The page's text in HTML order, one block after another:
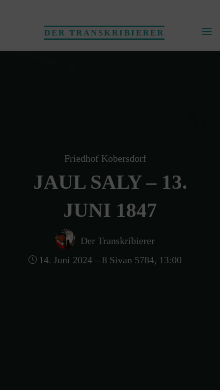
DER TRANSKRIBIERER
Friedhof Kobersdorf
JAUL SALY – 13.
JUNI 1847
Der Transkribierer
14. Juni 2024 – 8 Sivan 5784, 13:00